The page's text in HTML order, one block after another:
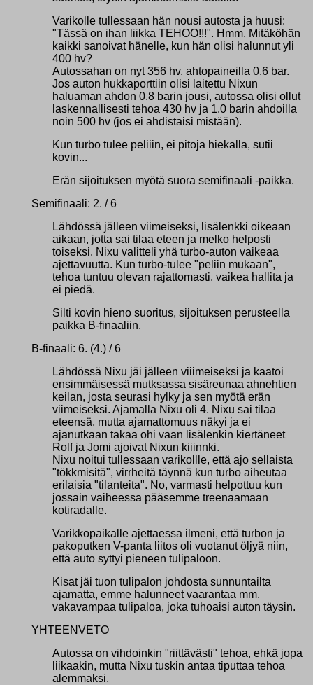
Varikolle tullessaan hän nousi autosta ja huusi:
"Tässä on ihan liikka TEHOO!!!". Hmm. Mitäköhän
kaikki sanoivat hänelle, kun hän olisi halunnut yli
400 hv?
Autossahan on nyt 356 hv, ahtopaineilla 0.6 bar.
Jos auton hukkaporttiin olisi laitettu Nixun
haluaman ahdon 0.8 barin jousi, autossa olisi ollut
laskennallisesti tehoa 430 hv ja 1.0 barin ahdoilla
noin 500 hv (jos ei ahdistaisi mistään).
Kun turbo tulee peliiin, ei pitoja hiekalla, sutii
kovin...
Erän sijoituksen myötä suora semifinaali -paikka.
Semifinaali: 2. / 6
Lähdössä jälleen viimeiseksi, lisälenkki oikeaan
aikaan, jotta sai tilaa eteen ja melko helposti
toiseksi. Nixu valitteli yhä turbo-auton vaikeaa
ajettavuutta. Kun turbo-tulee "peliin mukaan",
tehoa tuntuu olevan rajattomasti, vaikea hallita ja
ei piedä.
Silti kovin hieno suoritus, sijoituksen perusteella
paikka B-finaaliin.
B-finaali: 6. (4.) / 6
Lähdössä Nixu jäi jälleen viiimeiseksi ja kaatoi
ensimmäisessä mutksassa sisäreunaa ahnehtien
keilan, josta seurasi hylky ja sen myötä erän
viimeiseksi. Ajamalla Nixu oli 4. Nixu sai tilaa
eteensä, mutta ajamattomuus näkyi ja ei
ajanutkaan takaa ohi vaan lisälenkin kiertäneet
Rolf ja Jomi ajoivat Nixun kiiinnki.
Nixu noitui tullessaan varikollle, että ajo sellaista
"tökkmisitä", virrheitä täynnä kun turbo aiheutaa
erilaisia "tilanteita". No, varmasti helpottuu kun
jossain vaiheessa pääsemme treenaamaan
kotiradalle.
Varikkopaikalle ajettaessa ilmeni, että turbon ja
pakoputken V-panta liitos oli vuotanut öljyä niin,
että auto syttyi pieneen tulipaloon.
Kisat jäi tuon tulipalon johdosta sunnuntailta
ajamatta, emme halunneet vaarantaa mm.
vakavampaa tulipaloa, joka tuhoaisi auton täysin.
YHTEENVETO
Autossa on vihdoinkin "riittävästi" tehoa, ehkä jopa
liikaakin, mutta Nixu tuskin antaa tiputtaa tehoa
alemmaksi.